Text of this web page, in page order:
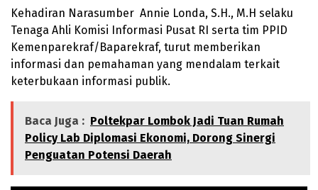
Kehadiran Narasumber Annie Londa, S.H., M.H selaku
Tenaga Ahli Komisi Informasi Pusat RI serta tim PPID
Kemenparekraf/Baparekraf, turut memberikan
informasi dan pemahaman yang mendalam terkait
keterbukaan informasi publik.
Baca Juga : Poltekpar Lombok Jadi Tuan Rumah
Policy Lab Diplomasi Ekonomi, Dorong Sinergi
Penguatan Potensi Daerah